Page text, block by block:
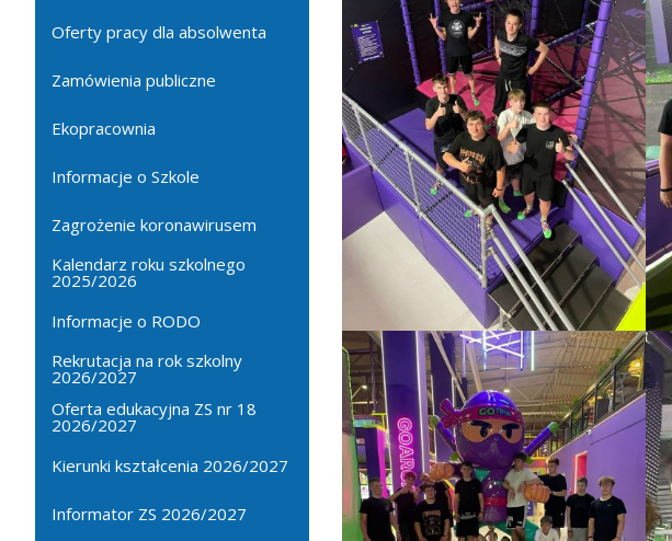
Oferty pracy dla absolwenta
Zamówienia publiczne
Ekopracownia
Informacje o Szkole
Zagrożenie koronawirusem
Kalendarz roku szkolnego
2025/2026
Informacje o RODO
Rekrutacja na rok szkolny
2026/2027
Oferta edukacyjna ZS nr 18
2026/2027
Kierunki kształcenia 2026/2027
Informator ZS 2026/2027